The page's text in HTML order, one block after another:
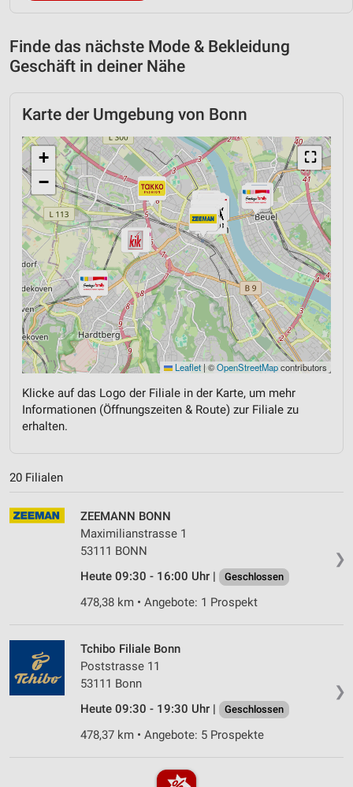
Finde das nächste Mode & Bekleidung
Geschäft in deiner Nähe
Karte der Umgebung von Bonn
⛶
+
−
Leaflet|©OpenStreetMapcontributors
Klicke auf das Logo der Filiale in der Karte, um mehr
Informationen (Öffnungszeiten & Route) zur Filiale zu
erhalten.
20 Filialen
❯
ZEEMANN BONN
Maximilianstrasse 1
53111 BONN
Heute 09:30 - 16:00 Uhr |
Geschlossen
478,38 km • Angebote: 1 Prospekt
❯
Tchibo Filiale Bonn
Poststrasse 11
53111 Bonn
Heute 09:30 - 19:30 Uhr |
Geschlossen
478,37 km • Angebote: 5 Prospekte